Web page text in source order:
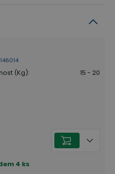
146014
(Kg): 15 - 20
4 ks